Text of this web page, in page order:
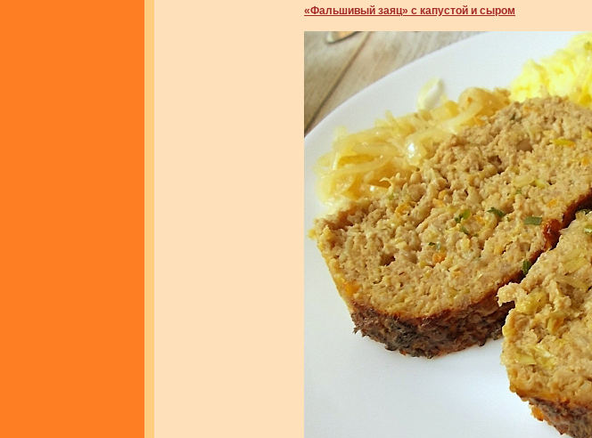
«Фальшивый заяц» с капустой и сыром